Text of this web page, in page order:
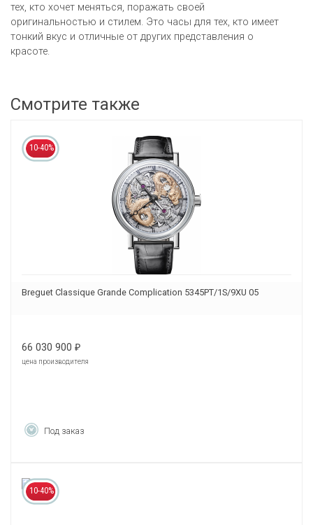
тех, кто хочет меняться, поражать своей
оригинальностью и стилем. Это часы для тех, кто имеет
тонкий вкус и отличные от других представления о
красоте.
Смотрите также
10-40%
Breguet Classique Grande Complication 5345PT/1S/9XU 05
66 030 900 ₽
цена производителя
Под заказ
10-40%